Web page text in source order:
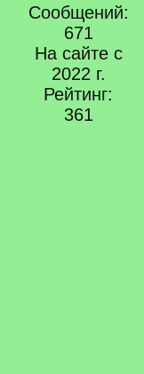
Сообщений:
671
На сайте с
2022 г.
Рейтинг:
361